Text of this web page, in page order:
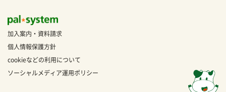
加入案内・資料請求
個人情報保護方針
cookieなどの利用について
ソーシャルメディア運用ポリシー